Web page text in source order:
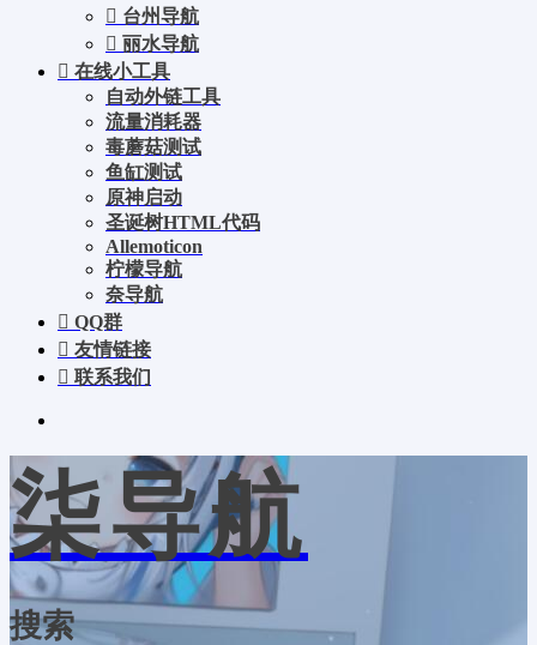
台州导航
丽水导航
在线小工具
自动外链工具
流量消耗器
毒蘑菇测试
鱼缸测试
原神启动
圣诞树HTML代码
Allemoticon
柠檬导航
奈导航
QQ群
友情链接
联系我们
柒导航
搜索